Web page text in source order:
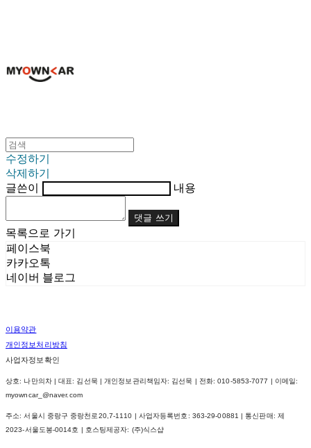
수정하기
삭제하기
글쓴이
내용
댓글 쓰기
목록으로 가기
페이스북
카카오톡
네이버 블로그
이용약관
개인정보처리방침
사업자정보확인
상호: 나만의차 | 대표: 김선묵 | 개인정보관리책임자: 김선묵 | 전화: 010-5853-7077 | 이메일:
myowncar_@naver.com
주소: 서울시 중랑구 중랑천로20,7-1110 | 사업자등록번호: 363-29-00881 | 통신판매: 제
2023-서울도봉-0014호
| 호스팅제공자: (주)식스샵